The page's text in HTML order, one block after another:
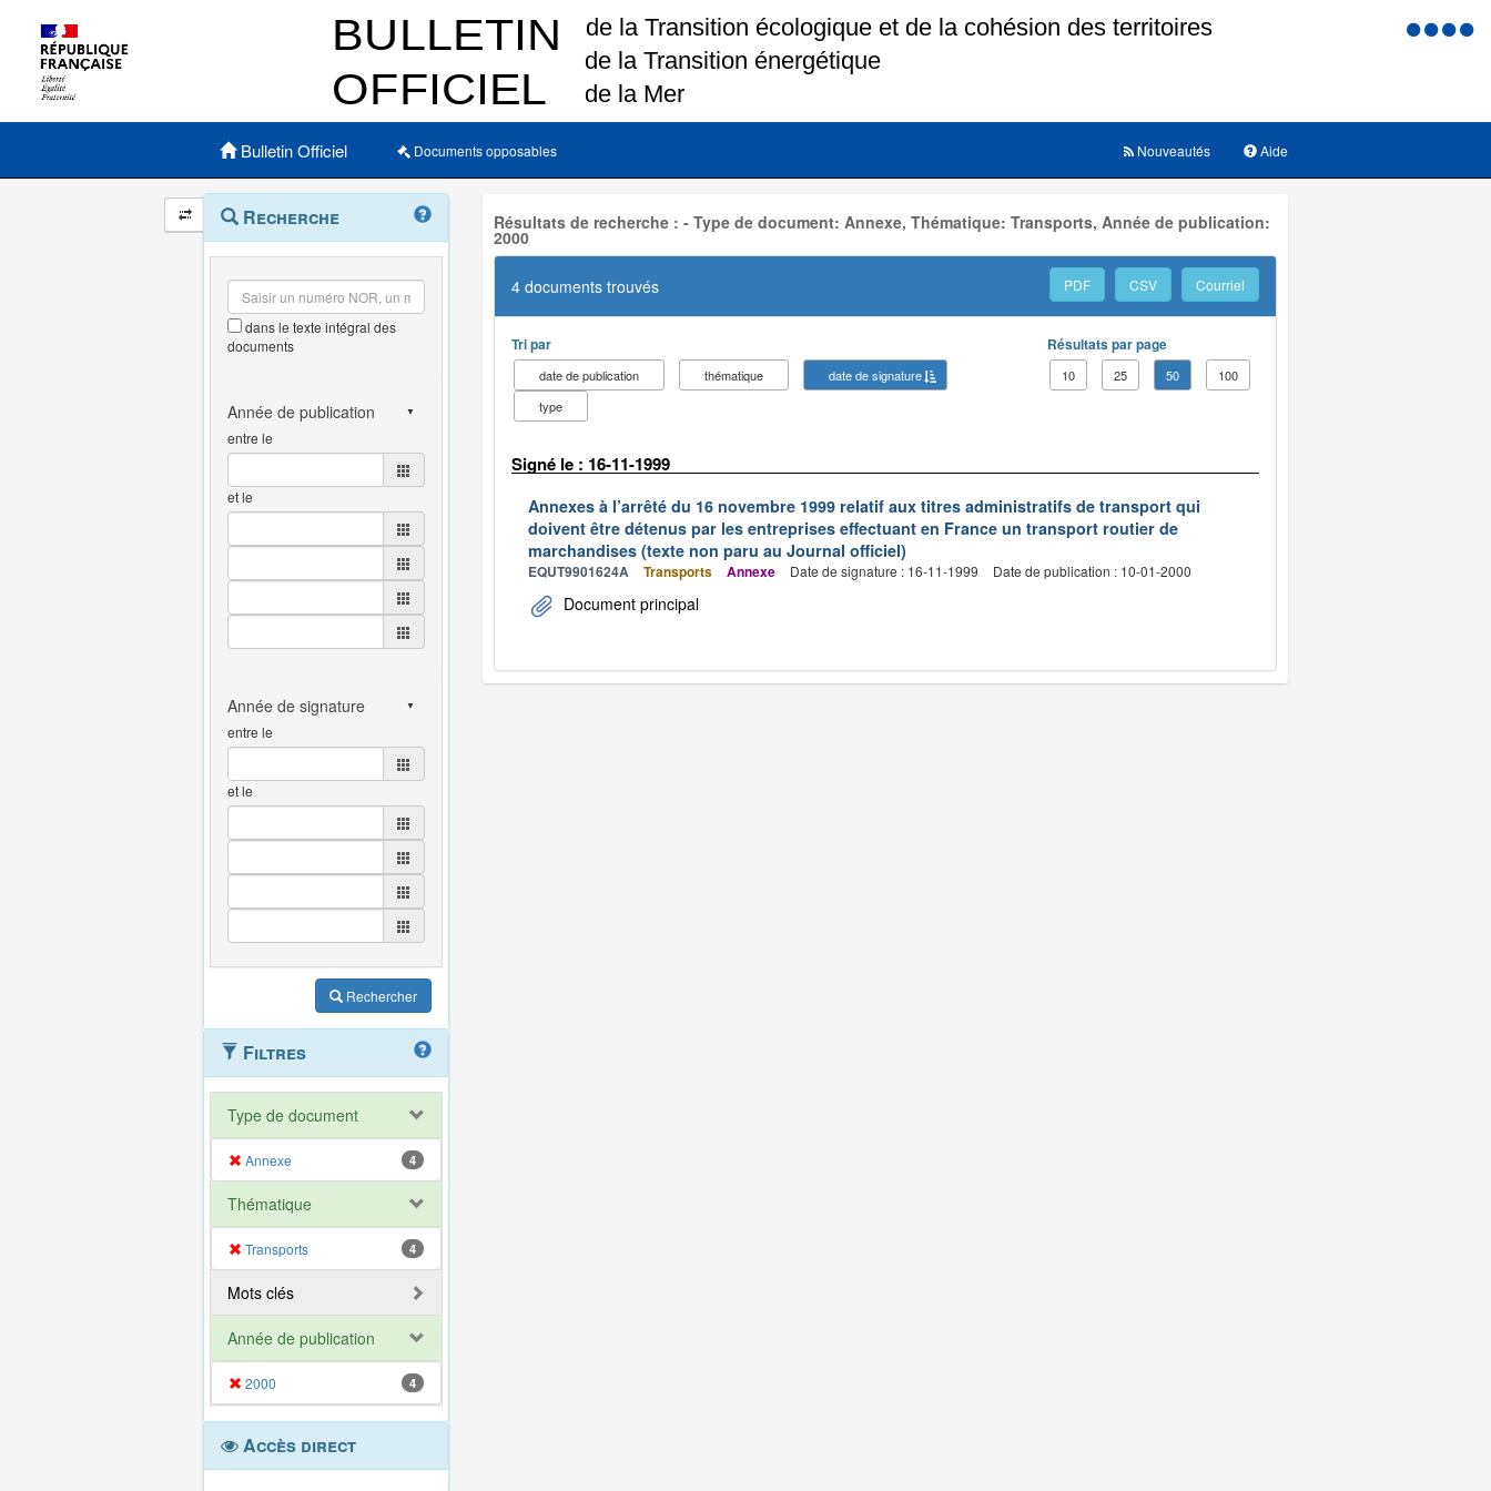
Menu
Menu principal
Bulletin Officiel Documents opposables Aide
Nouveautés
Navigation
et
outils
annexes
Menu
contextuel
Recherche
dans le texte intégral des
documents
entre le
et le
entre le
et le
Rechercher
Filtres
Type de document
Annexe 4
Thématique
Transports 4
Mots clés
Année de publication
2000 4
Accès direct
Résultats de recherche : - Type de document: Annexe, Thématique: Transports, Année de publication:
2000
4 documents trouvés PDF CSV Courriel
Tri par
date de publication thématique
date de signature
type
Résultats par page
10 25 50 100
Signé le : 16-11-1999
Annexes à l’arrêté du 16 novembre 1999 relatif aux titres administratifs de transport qui
doivent être détenus par les entreprises effectuant en France un transport routier de
marchandises (texte non paru au Journal officiel)
EQUT9901624A Transports Annexe Date de signature : 16-11-1999 Date de publication : 10-01-2000
Document principal